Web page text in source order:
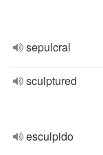
sepulcral
sculptured
esculpido